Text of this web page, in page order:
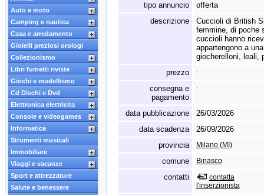
Auto e moto
Camping e nautica
Casa e arredamento
Gioielli preziosi orologi
Collezionismo
Libri fumetti riviste
Giochi e modellismo
Cd Dischi e Dvd
Elettronica elettricita
Console e videogames
Informatica
Strumenti musicali
Immobiliare
Viaggi e vacanze
Sport e attrezzature
Salute e benessere
tipo annuncio
offerta
descrizione
Cuccioli di British
femmine, di poche
cuccioli hanno
appartengono a
giocherelloni, leali,
prezzo
-
consegna e
pagamento
-
data pubblicazione
26/03/2026
data scadenza
26/09/2026
provincia
Milano (MI)
comune Binasco
contatti
contatta
l'inserzionista